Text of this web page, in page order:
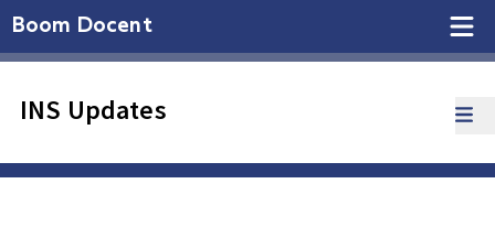
Boom Docent
INS Updates